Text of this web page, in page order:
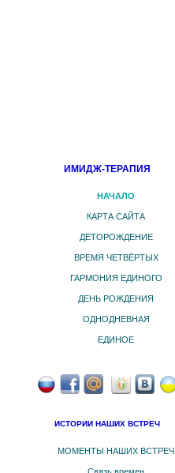
ИМИДЖ-ТЕРАПИЯ
НАЧАЛО
КАРТА САЙТА
ДЕТОРОЖДЕНИЕ
ВРЕМЯ ЧЕТВЁРТЫХ
ГАРМОНИЯ ЕДИНОГО
ДЕНЬ РОЖДЕНИЯ
ОДНОДНЕВНАЯ
ЕДИНОЕ
ИСТОРИИ НАШИХ ВСТРЕЧ
МОМЕНТЫ НАШИХ ВСТРЕЧ